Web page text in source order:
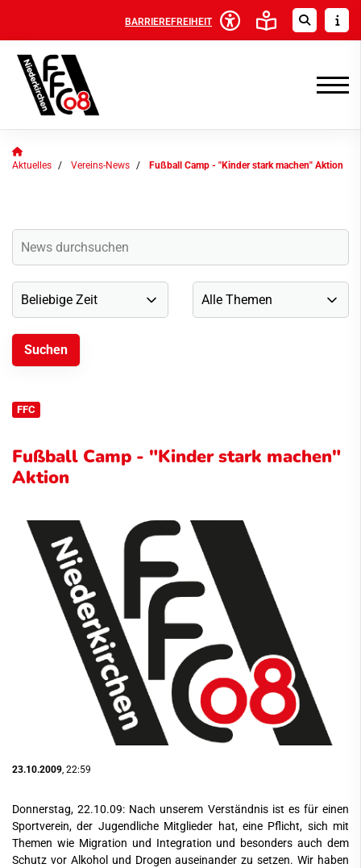
BARRIEREFREIHEIT
Aktuelles Vereins-News Fußball Camp - "Kinder stark machen" Aktion
FFC
Fußball Camp - "Kinder stark machen"
Aktion
23.10.2009 , 22:59
Donnerstag, 22.10.09: Nach unserem Verständnis ist es für einen
Sportverein, der Jugendliche Mitglieder hat, eine Pflicht, sich mit
Themen wie Migration und Integration und besonders auch dem
Schutz vor Alkohol und Drogen auseinander zu setzen. Wir haben